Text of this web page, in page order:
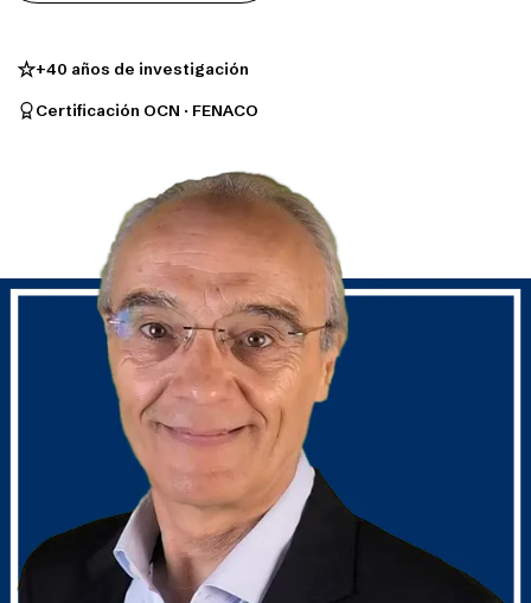
Tienda
Solicita información
+40 años de investigación
Certificación OCN · FENACO